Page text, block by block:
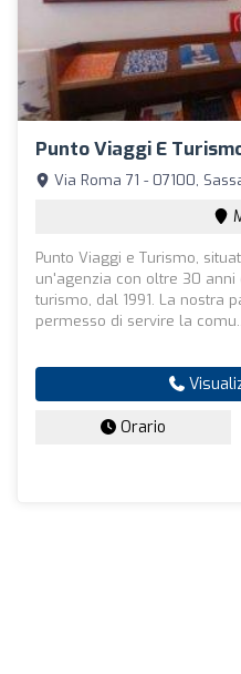
Punto Viaggi E
Via Roma 71 - 07100,
Punto Viaggi e Turismo,
un'agenzia con oltre 30
turismo, dal 1991. La nostra
permesso di servire la
Orario